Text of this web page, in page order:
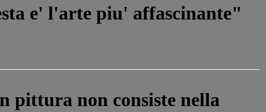
e' l'arte piu' affascinante"
pittura non consiste nella